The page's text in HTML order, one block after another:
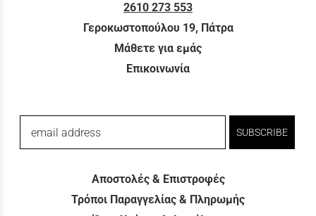
2610 273 553
Γεροκωστοπούλου 19, Πάτρα
Μάθετε για εμάς
Επικοινωνία
email address SUBSCRIBE
Αποστολές & Επιστροφές
Τρόποι Παραγγελίας & Πληρωμής